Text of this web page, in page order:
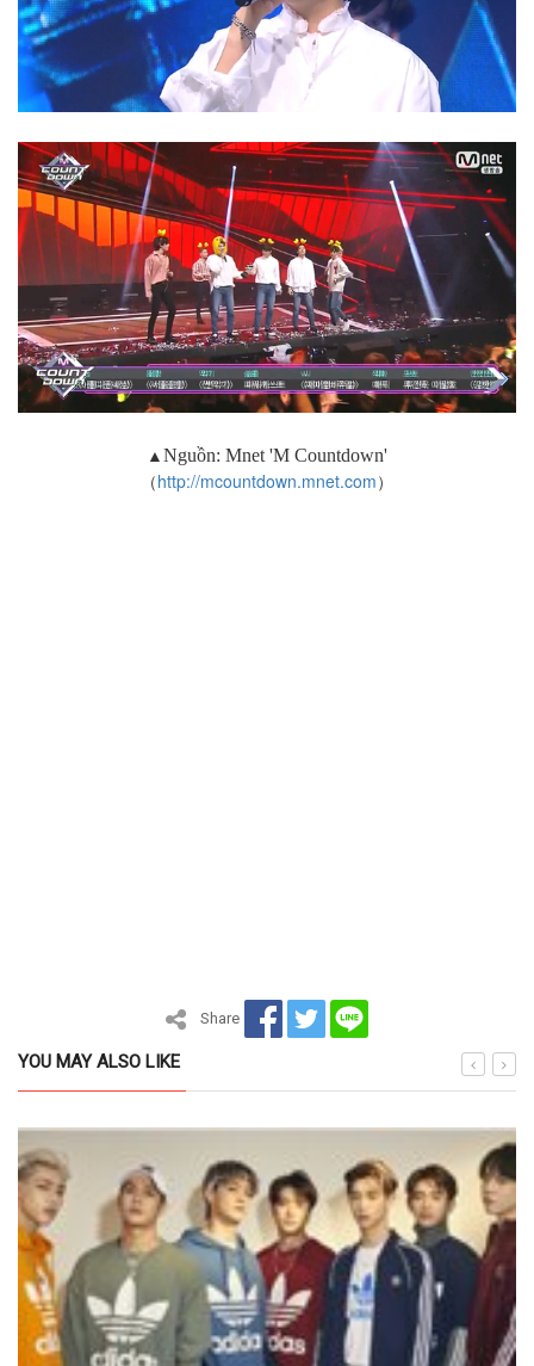
▲Nguồn: Mnet 'M Countdown'
（http://mcountdown.mnet.com）
Share
YOU MAY ALSO LIKE